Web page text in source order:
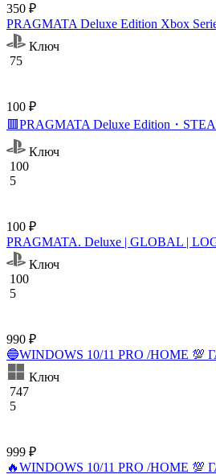
350 ₽
PRAGMATA Deluxe Edition Xbox
Ключ
75
100 ₽
🟥PRAGMATA Deluxe Edition・
Ключ
100
5
100 ₽
PRAGMATA. Deluxe | GLOBAL |
Ключ
100
5
990 ₽
🔵WINDOWS 10/11 PRO /HOME
Ключ
747
5
999 ₽
🔥WINDOWS 10/11 PRO /HOME